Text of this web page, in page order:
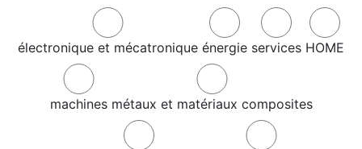
électronique et mécatronique énergie services HOME
machines métaux et matériaux composites